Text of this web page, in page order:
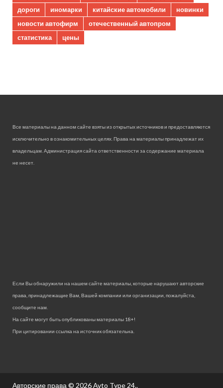
дороги
иномарки китайские автомобили
новинки
новости автофирм
отечественный автопром
статистика
цены
Все материалы на данном сайте взяты из открытых источников и предоставляются
исключительно в ознакомительных целях. Права на материалы принадлежат их
владельцам. Администрация сайта ответственности за содержание материала
не несет.
Если Вы обнаружили на нашем сайте материалы, которые нарушают авторские
права, принадлежащие Вам, Вашей компании или организации, пожалуйста,
сообщите нам.
На сайте могут быть опубликованы материалы 18+!
При цитировании ссылка на источник обязательна.
Авторские права © 2026Avto Type 24..